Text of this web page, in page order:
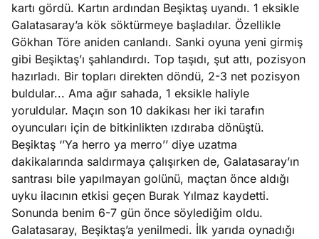
kartı gördü. Kartın ardından Beşiktaş uyandı. 1 eksikle
Galatasaray’a kök söktürmeye başladılar. Özellikle
Gökhan Töre aniden canlandı. Sanki oyuna yeni girmiş
gibi Beşiktaş’ı şahlandırdı. Top taşıdı, şut attı, pozisyon
hazırladı. Bir topları direkten döndü, 2-3 net pozisyon
buldular... Ama ağır sahada, 1 eksikle haliyle
yoruldular. Maçın son 10 dakikası her iki tarafın
oyuncuları için de bitkinlikten ızdıraba dönüştü.
Beşiktaş ‘’Ya herro ya merro’’ diye uzatma
dakikalarında saldırmaya çalışırken de, Galatasaray’ın
santrası bile yapılmayan golünü, maçtan önce aldığı
uyku ilacının etkisi geçen Burak Yılmaz kaydetti.
Sonunda benim 6-7 gün önce söylediğim oldu.
Galatasaray, Beşiktaş’a yenilmedi. İlk yarıda oynadığı